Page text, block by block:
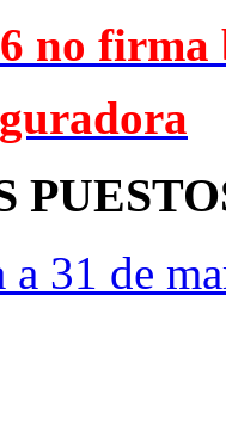
no firma
a 31 de